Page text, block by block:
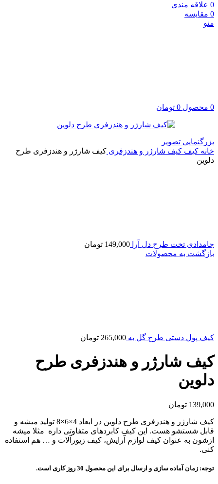
0 علاقه مندی
0 مقایسه
منو
0 محصول 0 تومان
بزرگنمایی تصویر
خانه کیف کیف شارژر و هندزفری کیف شارژر و هندزفری طرح
دلوین
جامدادی تخت طرح دل آرا 149,000 تومان
بازگشت به محصولات
کیف پول دستی طرح گل به 265,000 تومان
کیف شارژر و هندزفری طرح
دلوین
139,000 تومان
کیف شارژر و هندزفری طرح دلوین در ابعاد 4×6×8 تولید میشه و
قابل شستشو هست. این کیف کابردهای متفاوتی داره مثلا میشه
ازشون به عنوان کیف لوازم آرایش، کیف زیورآلات و … هم استفاده
کنی.
توجه: زمان آماده سازی و ارسال برای این محصول 30 روز کاری است.